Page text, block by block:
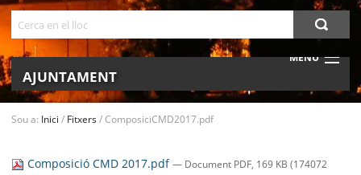
MENU
AJUNTAMENT
Sou a: Inici / Fitxers/ComposiciCMD2017.pdf
Composició CMD 2017.pdf— Document PDF, 169 KB (174072